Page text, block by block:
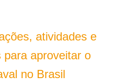
atividades e
para aproveitar o
no Brasil